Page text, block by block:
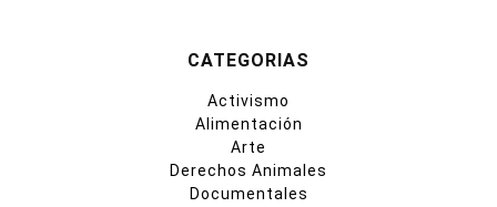
CATEGORIAS
Activismo
Alimentación
Arte
Derechos Animales
Documentales